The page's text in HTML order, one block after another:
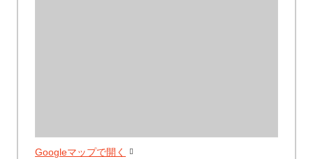
Googleマップで開く